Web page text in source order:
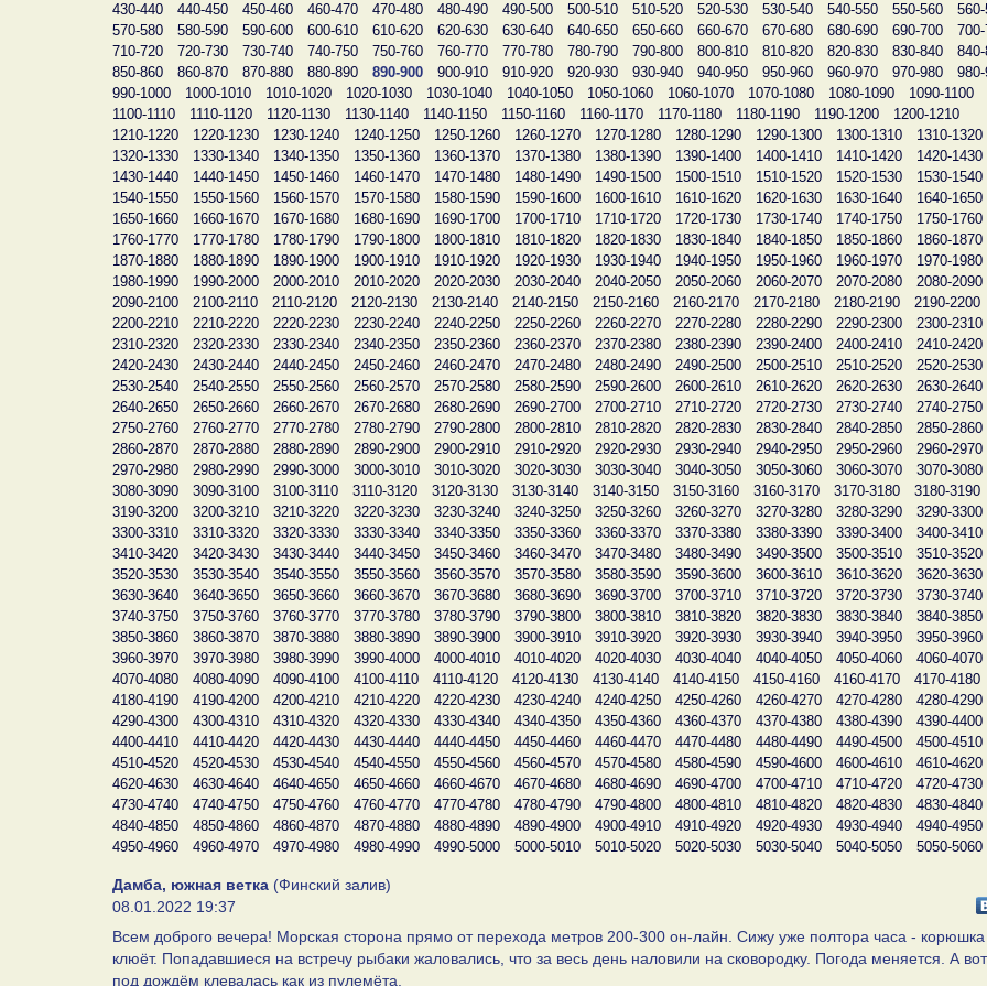
430-440
440-450 450-460 460-470 470-480 480-490 490-500 500-510 510-520 520-530 530-540 540-550 550-560
570-580
580-590 590-600 600-610 610-620 620-630 630-640 640-650 650-660 660-670 670-680 680-690 690-700
710-720
720-730 730-740 740-750 750-760 760-770 770-780 780-790 790-800 800-810 810-820 820-830 830-840
850-860
860-870 870-880 880-890 890-900 900-910 910-920 920-930 930-940 940-950 950-960 960-970 970-980
990-1000
1000-1010 1010-1020 1020-1030 1030-1040 1040-1050 1050-1060 1060-1070 1070-1080 1080-1090
1090-1100
1100-1110
1110-1120 1120-1130 1130-1140 1140-1150 1150-1160 1160-1170 1170-1180 1180-1190 1190-1200
1200-1210
1210-1220
1220-1230 1230-1240 1240-1250 1250-1260 1260-1270 1270-1280 1280-1290 1290-1300 1300-1310
1310-1320
1320-1330
1330-1340 1340-1350 1350-1360 1360-1370 1370-1380 1380-1390 1390-1400 1400-1410 1410-1420
1420-1430
1430-1440
1440-1450 1450-1460 1460-1470 1470-1480 1480-1490 1490-1500 1500-1510 1510-1520 1520-1530
1530-1540
1540-1550
1550-1560 1560-1570 1570-1580 1580-1590 1590-1600 1600-1610 1610-1620 1620-1630 1630-1640
1640-1650
1650-1660
1660-1670 1670-1680 1680-1690 1690-1700 1700-1710 1710-1720 1720-1730 1730-1740 1740-1750
1750-1760
1760-1770
1770-1780 1780-1790 1790-1800 1800-1810 1810-1820 1820-1830 1830-1840 1840-1850 1850-1860
1860-1870
1870-1880
1880-1890 1890-1900 1900-1910 1910-1920 1920-1930 1930-1940 1940-1950 1950-1960 1960-1970
1970-1980
1980-1990
1990-2000 2000-2010 2010-2020 2020-2030 2030-2040 2040-2050 2050-2060 2060-2070 2070-2080
2080-2090
2090-2100
2100-2110 2110-2120 2120-2130 2130-2140 2140-2150 2150-2160 2160-2170 2170-2180 2180-2190
2190-2200
2200-2210
2210-2220 2220-2230 2230-2240 2240-2250 2250-2260 2260-2270 2270-2280 2280-2290 2290-2300
2300-2310
2310-2320
2320-2330 2330-2340 2340-2350 2350-2360 2360-2370 2370-2380 2380-2390 2390-2400 2400-2410
2410-2420
2420-2430
2430-2440 2440-2450 2450-2460 2460-2470 2470-2480 2480-2490 2490-2500 2500-2510 2510-2520
2520-2530
2530-2540
2540-2550 2550-2560 2560-2570 2570-2580 2580-2590 2590-2600 2600-2610 2610-2620 2620-2630
2630-2640
2640-2650
2650-2660 2660-2670 2670-2680 2680-2690 2690-2700 2700-2710 2710-2720 2720-2730 2730-2740
2740-2750
2750-2760
2760-2770 2770-2780 2780-2790 2790-2800 2800-2810 2810-2820 2820-2830 2830-2840 2840-2850
2850-2860
2860-2870
2870-2880 2880-2890 2890-2900 2900-2910 2910-2920 2920-2930 2930-2940 2940-2950 2950-2960
2960-2970
2970-2980
2980-2990 2990-3000 3000-3010 3010-3020 3020-3030 3030-3040 3040-3050 3050-3060 3060-3070
3070-3080
3080-3090
3090-3100 3100-3110 3110-3120 3120-3130 3130-3140 3140-3150 3150-3160 3160-3170 3170-3180
3180-3190
3190-3200
3200-3210 3210-3220 3220-3230 3230-3240 3240-3250 3250-3260 3260-3270 3270-3280 3280-3290
3290-3300
3300-3310
3310-3320 3320-3330 3330-3340 3340-3350 3350-3360 3360-3370 3370-3380 3380-3390 3390-3400
3400-3410
3410-3420
3420-3430 3430-3440 3440-3450 3450-3460 3460-3470 3470-3480 3480-3490 3490-3500 3500-3510
3510-3520
3520-3530
3530-3540 3540-3550 3550-3560 3560-3570 3570-3580 3580-3590 3590-3600 3600-3610 3610-3620
3620-3630
3630-3640
3640-3650 3650-3660 3660-3670 3670-3680 3680-3690 3690-3700 3700-3710 3710-3720 3720-3730
3730-3740
3740-3750
3750-3760 3760-3770 3770-3780 3780-3790 3790-3800 3800-3810 3810-3820 3820-3830 3830-3840
3840-3850
3850-3860
3860-3870 3870-3880 3880-3890 3890-3900 3900-3910 3910-3920 3920-3930 3930-3940 3940-3950
3950-3960
3960-3970
3970-3980 3980-3990 3990-4000 4000-4010 4010-4020 4020-4030 4030-4040 4040-4050 4050-4060
4060-4070
4070-4080
4080-4090 4090-4100 4100-4110 4110-4120 4120-4130 4130-4140 4140-4150 4150-4160 4160-4170
4170-4180
4180-4190
4190-4200 4200-4210 4210-4220 4220-4230 4230-4240 4240-4250 4250-4260 4260-4270 4270-4280
4280-4290
4290-4300
4300-4310 4310-4320 4320-4330 4330-4340 4340-4350 4350-4360 4360-4370 4370-4380 4380-4390
4390-4400
4400-4410
4410-4420 4420-4430 4430-4440 4440-4450 4450-4460 4460-4470 4470-4480 4480-4490 4490-4500
4500-4510
4510-4520
4520-4530 4530-4540 4540-4550 4550-4560 4560-4570 4570-4580 4580-4590 4590-4600 4600-4610
4610-4620
4620-4630
4630-4640 4640-4650 4650-4660 4660-4670 4670-4680 4680-4690 4690-4700 4700-4710 4710-4720
4720-4730
4730-4740
4740-4750 4750-4760 4760-4770 4770-4780 4780-4790 4790-4800 4800-4810 4810-4820 4820-4830
4830-4840
4840-4850
4850-4860 4860-4870 4870-4880 4880-4890 4890-4900 4900-4910 4910-4920 4920-4930 4930-4940
4940-4950
4950-4960
4960-4970 4970-4980 4980-4990 4990-5000 5000-5010 5010-5020 5020-5030 5030-5040 5040-5050 5050-5060
Дамба, южная ветка (Финский залив)
08.01.2022 19:37
Всем доброго вечера! Морская сторона прямо от перехода метров 200-300 он-лайн. Сижу уже полтора часа -
клюёт. Попадавшиеся на встречу рыбаки жаловались, что за весь день наловили на сковородку. Погода меняется. А
под дождём клевалась как из пулемёта.